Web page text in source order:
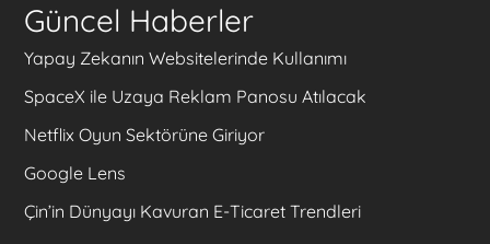
Güncel Haberler
Yapay Zekanın Websitelerinde Kullanımı
SpaceX ile Uzaya Reklam Panosu Atılacak
Netflix Oyun Sektörüne Giriyor
Google Lens
Çin’in Dünyayı Kavuran E-Ticaret Trendleri